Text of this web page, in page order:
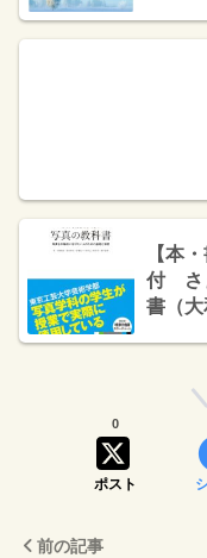
【本
付 さ
書（
ポスト
0
前の記事